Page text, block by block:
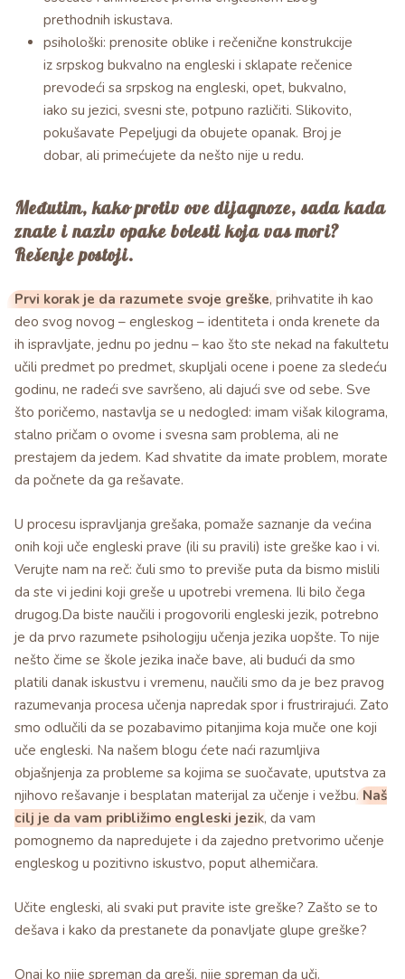
prethodnih iskustava.
psihološki: prenosite oblike i rečenične konstrukcije
iz srpskog bukvalno na engleski i sklapate rečenice
prevodeći sa srpskog na engleski, opet, bukvalno,
iako su jezici, svesni ste, potpuno različiti. Slikovito,
pokušavate Pepeljugi da obujete opanak. Broj je
dobar, ali primećujete da nešto nije u redu.
Međutim, kako protiv ove dijagnoze, sada kada
znate i naziv opake bolesti koja vas mori?
Rešenje postoji.
Prvi korak je da razumete svoje greške, prihvatite ih kao
deo svog novog – engleskog – identiteta i onda krenete da
ih ispravljate, jednu po jednu – kao što ste nekad na fakultetu
učili predmet po predmet, skupljali ocene i poene za sledeću
godinu, ne radeći sve savršeno, ali dajući sve od sebe. Sve
što poričemo, nastavlja se u nedogled: imam višak kilograma,
stalno pričam o ovome i svesna sam problema, ali ne
prestajem da jedem. Kad shvatite da imate problem, morate
da počnete da ga rešavate.
U procesu ispravljanja grešaka, pomaže saznanje da većina
onih koji uče engleski prave (ili su pravili) iste greške kao i vi.
Verujte nam na reč: čuli smo to previše puta da bismo mislili
da ste vi jedini koji greše u upotrebi vremena. Ili bilo čega
drugog.Da biste naučili i progovorili engleski jezik, potrebno
je da prvo razumete psihologiju učenja jezika uopšte. To nije
nešto čime se škole jezika inače bave, ali budući da smo
platili danak iskustvu i vremenu, naučili smo da je bez pravog
razumevanja procesa učenja napredak spor i frustrirajući. Zato
smo odlučili da se pozabavimo pitanjima koja muče one koji
uče engleski. Na našem blogu ćete naći razumljiva
objašnjenja za probleme sa kojima se suočavate, uputstva za
njihovo rešavanje i besplatan materijal za učenje i vežbu.Naš
cilj je da vam približimo engleski jezik, da vam
pomognemo da napredujete i da zajedno pretvorimo učenje
engleskog u pozitivno iskustvo, poput alhemičara.
Učite engleski, ali svaki put pravite iste greške? Zašto se to
dešava i kako da prestanete da ponavljate glupe greške?
Onaj ko nije spreman da greši, nije spreman da uči.